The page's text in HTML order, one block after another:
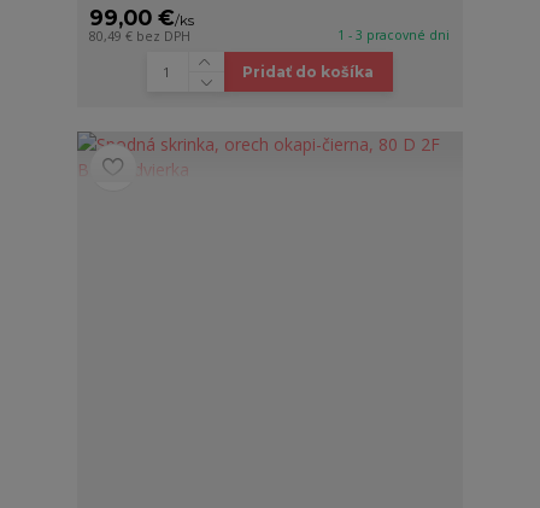
99,00 €/ks
80,49 € bez DPH 1 - 3 pracovné dni
Pridať do košíka